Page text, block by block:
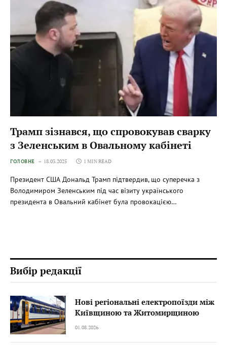
Трамп зізнався, що спровокував сварку
з Зеленським в Овальному кабінеті
ГОЛОВНЕ 18.03.2025 1 MIN READ
Президент США Дональд Трамп підтвердив, що суперечка з
Володимиром Зеленським під час візиту українського
президента в Овальний кабінет була провокацією…
Вибір редакції
Нові регіональні електропоїзди між
Київщиною та Житомирщиною
01.08.2026